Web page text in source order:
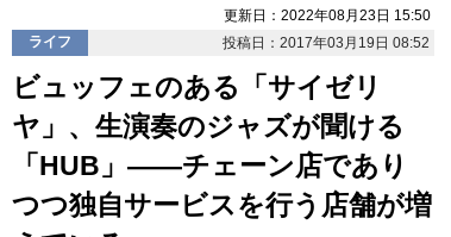
更新日：2022年08月23日 15:50
ライフ
投稿日：2017年03月19日 08:52
ビュッフェのある「サイゼリ
ヤ」、生演奏のジャズが聞ける
「HUB」――チェーン店であり
つつ独自サービスを行う店舗が増